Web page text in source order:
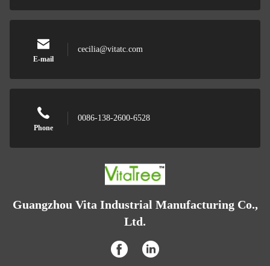
E-mail
cecilia@vitatc.com
Phone
0086-138-2600-6528
Guangzhou Vita Industrial Manufacturing Co.,
Ltd.